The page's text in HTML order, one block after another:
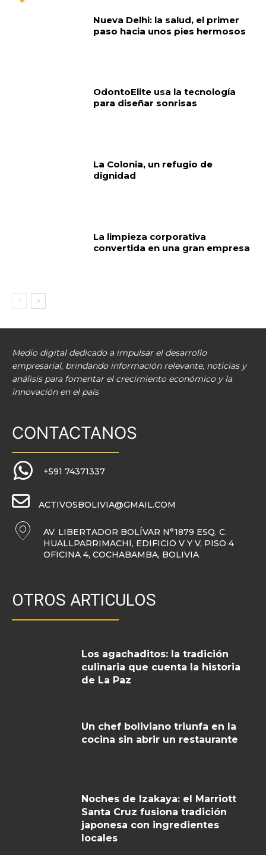
Nueva Delhi: la salud, el primer
paso hacia unos pies hermosos
OdontoElite usa la tecnología
para diseñar sonrisas
La Colonia, un refugio de
dignidad
La limpieza corporativa
convertida en una gran empresa
Medio digital dedicado a impulsar el desarrollo
empresarial, brindando información relevante, noticias y
análisis para fomentar el crecimiento económico y la
innovación en el país
CONTACTANOS
+591 74371337
ACTIVOSBOLIVIA@GMAIL.COM
AV. LIBERTADOR BOLÍVAR N°1879 ESQ. C.
HUALLPARRIMACHI, EDIFICIO V Y V, PISO 4
OFICINA 4, COCHABAMBA, BOLIVIA
OTROS ARTICULOS
Los agachaditos: la tradición
culinaria que cuenta la historia
de La Paz
Un chef boliviano triunfa en la
cocina sin abrir un restaurante
Noches de Izakaya: el Marriott
Santa Cruz fusiona tradición
japonesa con ingredientes
locales